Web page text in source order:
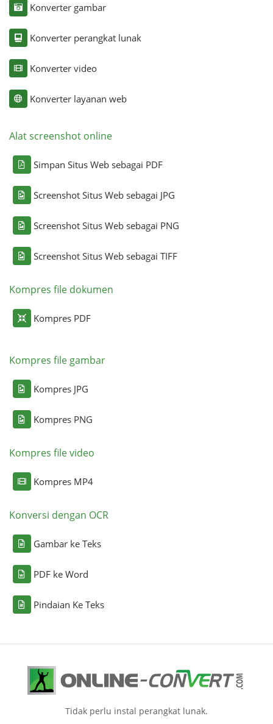
Konverter gambar
Konverter perangkat lunak
Konverter video
Konverter layanan web
Alat screenshot online
Simpan Situs Web sebagai PDF
Screenshot Situs Web sebagai JPG
Screenshot Situs Web sebagai PNG
Screenshot Situs Web sebagai TIFF
Kompres file dokumen
Kompres PDF
Kompres file gambar
Kompres JPG
Kompres PNG
Kompres file video
Kompres MP4
Konversi dengan OCR
Gambar ke Teks
PDF ke Word
Pindaian Ke Teks
Tidak perlu instal perangkat lunak.